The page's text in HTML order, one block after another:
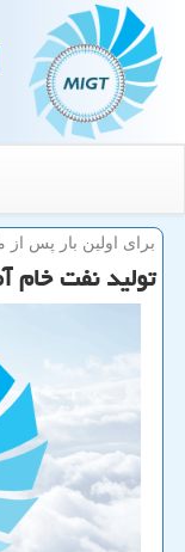
برای اولین بار پس از
تولید نفت خام